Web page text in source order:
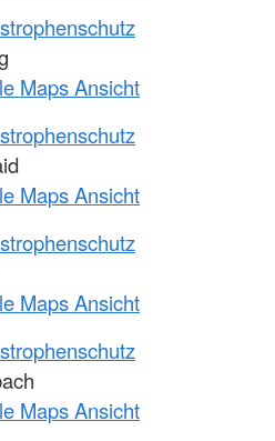
Maps Ansicht
Maps Ansicht
Maps Ansicht
Maps Ansicht